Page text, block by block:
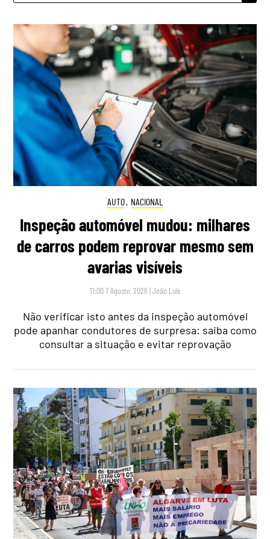
AUTO, NACIONAL
Inspeção automóvel mudou: milhares
de carros podem reprovar mesmo sem
avarias visíveis
11:00 7 Agosto, 2026 |João Luís
Não verificar isto antes da inspeção automóvel
pode apanhar condutores de surpresa: saiba como
consultar a situação e evitar reprovação